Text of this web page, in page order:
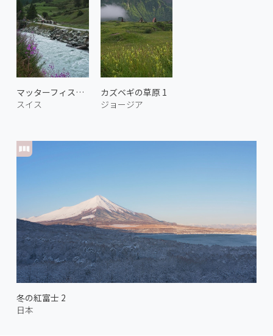
マッターフィスパ川とマッターホルン
スイス
カズベギの草原 1
ジョージア
冬の紅富士 2
日本